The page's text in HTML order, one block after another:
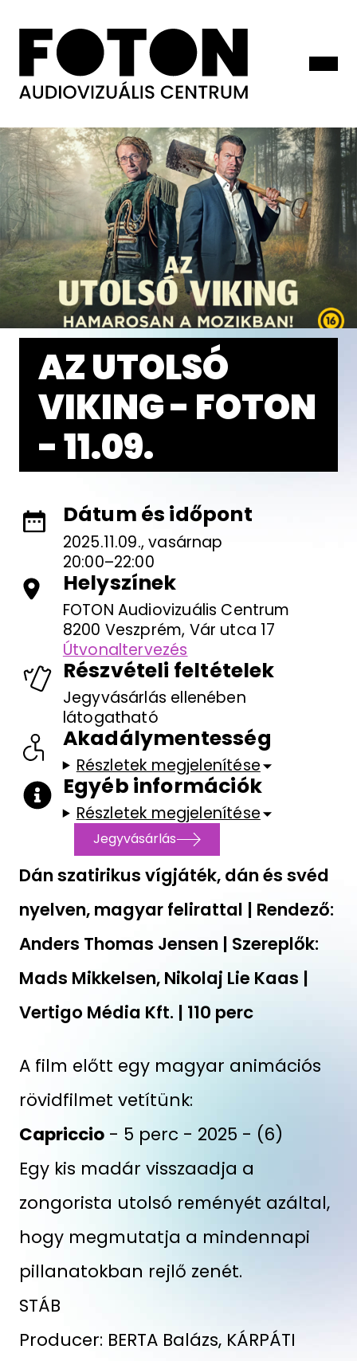
AZ UTOLSÓ
VIKING - FOTON
- 11.09.
Dán szatirikus vígjáték, dán és svéd
nyelven, magyar felirattal | Rendező:
Anders Thomas Jensen | Szereplők:
Mads Mikkelsen, Nikolaj Lie Kaas |
Vertigo Média Kft. | 110 perc
A film előtt egy magyar animációs
rövidfilmet vetítünk:
Capriccio- 5 perc - 2025 - (6)
Egy kis madár visszaadja a
zongorista utolsó reményét azáltal,
hogy megmutatja a mindennapi
pillanatokban rejlő zenét.
STÁB
Producer: BERTA Balázs, KÁRPÁTI
Dátum és időpont
2025.11.09., vasárnap
20:00–22:00
Helyszínek
FOTON Audiovizuális Centrum
8200 Veszprém, Vár utca 17
Útvonaltervezés
Részvételi feltételek
Jegyvásárlás ellenében
látogatható
Akadálymentesség
Részletek megjelenítése
Egyéb információk
Részletek megjelenítése
Jegyvásárlás